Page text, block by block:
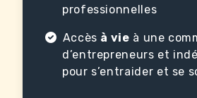
professionnelles
Accès à vie à une
d’entrepreneurs et
pour s’entraider et se